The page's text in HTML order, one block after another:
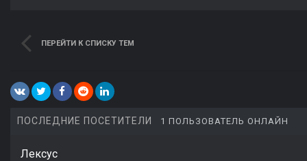
ПЕРЕЙТИ К СПИСКУ ТЕМ
ПОСЛЕДНИЕ ПОСЕТИТЕЛИ 1 ПОЛЬЗОВАТЕЛЬ ОНЛАЙН
Лексус